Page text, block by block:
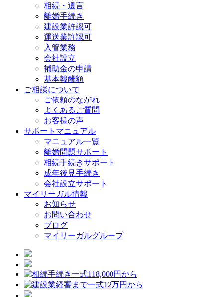
相続・遺言
離婚手続き
建設業許認可
運送業許認可
入管業務
会社設立
補助金の申請
基本報酬額
ご相談について
ご依頼のながれ
よくあるご質問
お客様の声
サポートマニュアル
マニュアル一覧
離婚問題サポート
相続手続きサポート
成年後見手続き
会社設立サポート
マイリーガル情報
お知らせ
お問い合わせ
ブログ
マイリーガルグループ